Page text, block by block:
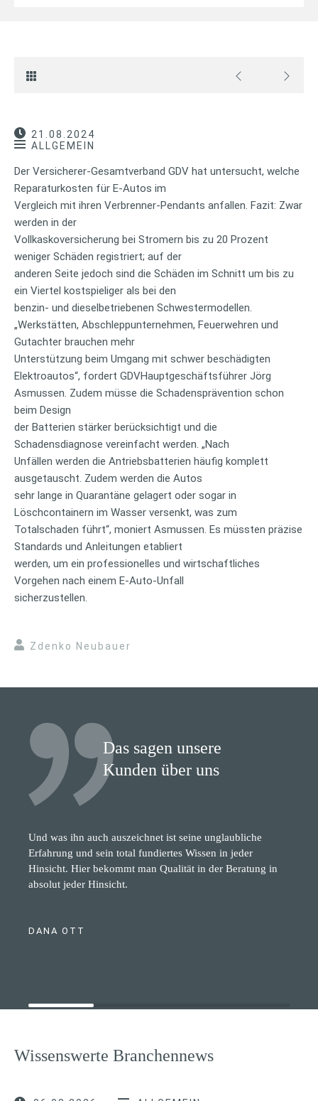
21.08.2024
ALLGEMEIN
Der Versicherer-Gesamtverband GDV hat untersucht, welche
Reparaturkosten für E-Autos im
Vergleich mit ihren Verbrenner-Pendants anfallen. Fazit: Zwar
werden in der
Vollkaskoversicherung bei Stromern bis zu 20 Prozent
weniger Schäden registriert; auf der
anderen Seite jedoch sind die Schäden im Schnitt um bis zu
ein Viertel kostspieliger als bei den
benzin- und dieselbetriebenen Schwestermodellen.
„Werkstätten, Abschleppunternehmen, Feuerwehren und
Gutachter brauchen mehr
Unterstützung beim Umgang mit schwer beschädigten
Elektroautos“, fordert GDVHauptgeschäftsführer Jörg
Asmussen. Zudem müsse die Schadensprävention schon
beim Design
der Batterien stärker berücksichtigt und die
Schadensdiagnose vereinfacht werden. „Nach
Unfällen werden die Antriebsbatterien häufig komplett
ausgetauscht. Zudem werden die Autos
sehr lange in Quarantäne gelagert oder sogar in
Löschcontainern im Wasser versenkt, was zum
Totalschaden führt“, moniert Asmussen. Es müssten präzise
Standards und Anleitungen etabliert
werden, um ein professionelles und wirtschaftliches
Vorgehen nach einem E-Auto-Unfall
sicherzustellen.
Zdenko Neubauer
Das sagen unsere
Kunden über uns
Und was ihn auch auszeichnet ist seine unglaubliche
Erfahrung und sein total fundiertes Wissen in jeder
Hinsicht. Hier bekommt man Qualität in der Beratung in
absolut jeder Hinsicht.
DANA OTT
Wissenswerte Branchennews